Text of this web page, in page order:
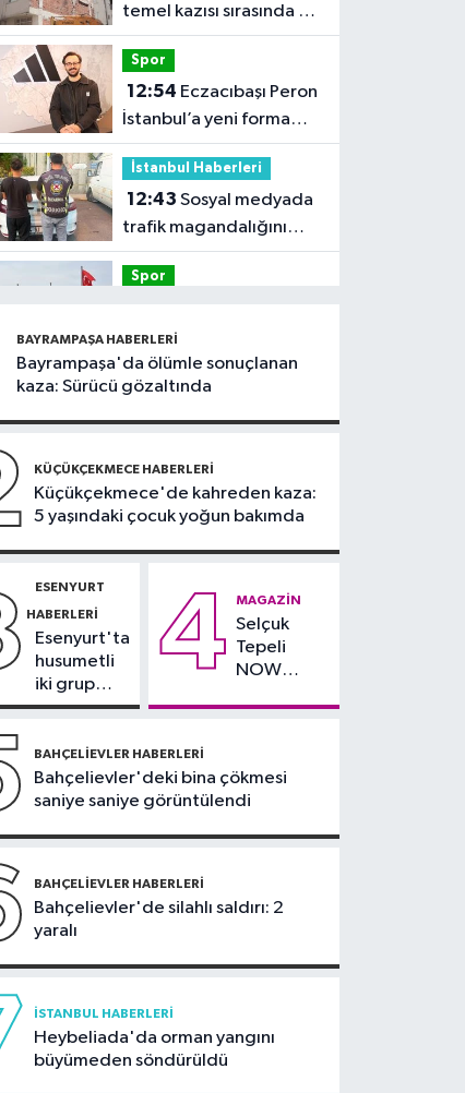
temel kazısı sırasında 2
bina tahliye edildi
Spor
12:54
İstanbul’a yeni forma
sponsoru
İstanbul Haberleri
12:43
trafik magandalığını
özendirdi, ehliyetinden
oldu: 72 bin lira ceza
Spor
Lig'de günün VAR'ları
açıklandı
Sağlık
teknolojiyle uzuv
kayıpları önleniyor'
Güncel
11:28Türkiye'nin en iyi
simitleri listesi İzmitlileri
11:22Adadan, adaya
denizin içinden
BAYRAMPAŞA HABERLERI
Bayrampaşa'da ölümle sonuçlanan
kaza: Sürücü gözaltında
KÜÇÜKÇEKMECE HABERLERI
Küçükçekmece'de kahreden kaza:
5 yaşındaki çocuk yoğun bakımda
ESENYURT
HABERLERI
Esenyurt'ta
husumetli
iki grup
arasında
kavga
4 MAGAZIN
Selçuk
Tepeli
NOW
BAHÇELIEVLER HABERLERI
Bahçelievler'deki bina çökmesi
saniye saniye görüntülendi
BAHÇELIEVLER HABERLERI
Bahçelievler'de silahlı saldırı: 2
yaralı
İSTANBUL HABERLERI
Heybeliada'da orman yangını
büyümeden söndürüldü